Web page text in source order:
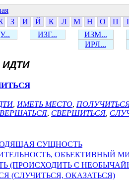
З И Й К Л М Н О П
ИЗГ...
ИЗМ...
ИРЛ...
ИДТИ
, ИМЕТЬ МЕСТО,
, СВЕРШИТЬСЯ,
СУЩНОСТЬ
ОБЪЕКТИВНЫЙ
(ПРОИСХОДИТЬ С
(СЛУЧИТЬСЯ, ОКАЗАТЬСЯ)